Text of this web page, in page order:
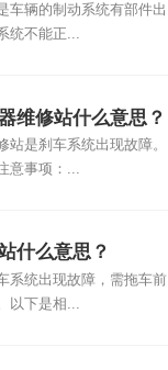
车辆的制动系统有部件出
统不能正...
维修站什么意思？
站是刹车系统出现故障。
意事项：...
什么意思？
系统出现故障，需拖车前
以下是相...